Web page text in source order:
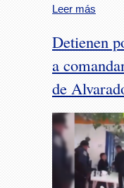
Leer más
Detienen
a
de